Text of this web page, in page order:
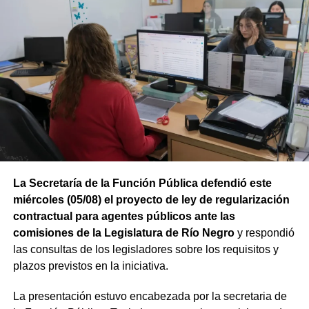
al proyecto impulsado por Southern Energy.
La compañía está integrada por Pan American Energy,
YPF, Pampa Energía, Harbour Energy y Golar LNG. En
una segunda instancia se incorporará el buque MKII, con
lo que ambas unidades alcanzarán una capacidad
conjunta cercana a los 6 millones de toneladas de GNL
por año.
Río Negro se prepara para exportar
El avance del Hilli Episeyo se integra a las obras e
inversiones que se desarrollan para vincular la
producción de gas con la futura terminal flotante. El
proyecto contempla infraestructura terrestre y submarina,
instalaciones de compresión y sistemas de amarre frente
La Secretaría de la Función Pública defendió este
miércoles (05/08) el proyecto de ley de regularización
contractual para agentes públicos ante las
comisiones de la Legislatura de Río Negroy respondió
las consultas de los legisladores sobre los requisitos y
plazos previstos en la iniciativa.
La presentación estuvo encabezada por la secretaria de